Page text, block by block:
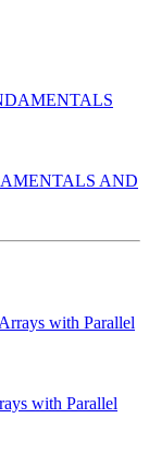
AND
with Parallel